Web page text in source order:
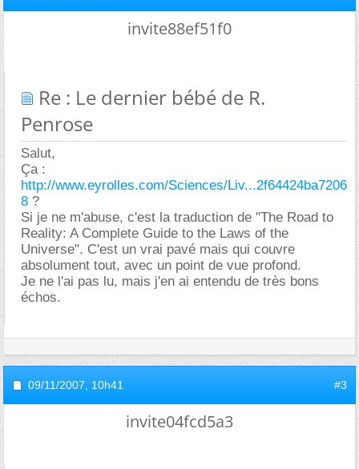
invite88ef51f0
Re : Le dernier bébé de R.
Penrose
Salut,
Ça :
http://www.eyrolles.com/Sciences/Liv...2f64424ba7206
8 ?
Si je ne m'abuse, c'est la traduction de "The Road to
Reality: A Complete Guide to the Laws of the
Universe". C'est un vrai pavé mais qui couvre
absolument tout, avec un point de vue profond.
Je ne l'ai pas lu, mais j'en ai entendu de très bons
échos.
09/11/2007, 10h41 #3
invite04fcd5a3